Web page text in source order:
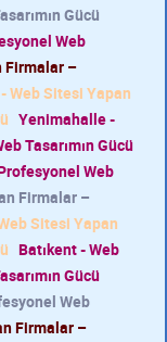
Gücü
Web
Firmalar –
Web Sitesi Yapan
Yenimahalle -
Tasarımın Gücü
Web
Firmalar –
Sitesi Yapan
Batıkent - Web
Gücü
Web
Firmalar –